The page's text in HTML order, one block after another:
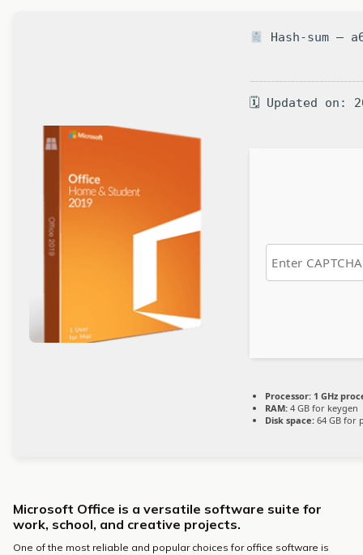
Hash-sum —
🗓 Updated on:
Processor: 1 GHz
RAM: 4 GB for keygen
Disk space: 64 GB for
Microsoft Office is a versatile software suite for
work, school, and creative projects.
One of the most reliable and popular choices for office software is